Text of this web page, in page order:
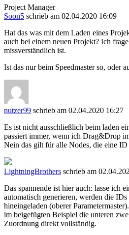
Project Manager
Soon5 schrieb am 02.04.2020 16:09
Hat das was mit dem Laden eines
auch bei einem neuen Projekt? Ich
missverständlich ist.
Ist das nur beim Speedmaster so, oder
nutzer99 schrieb am 02.04.2020 16:27
Es ist nicht ausschließlich beim laden
passiert immer, wenn ich Drag&Drop
Nein das gilt für alle Nodes, die eine ID
LightningBrothers schrieb am
Das spannende ist hier auch: lasse ich
automatisch generieren, werden die
hineingeladen (oberer
im beigefügten Beispiel die unteren
Zuordnung direkt vollständig.